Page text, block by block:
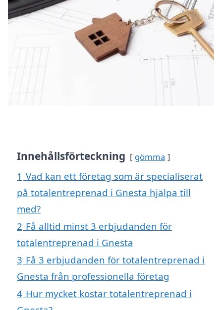
Innehållsförteckning gömma
1 Vad kan ett företag som är specialiserat
på totalentreprenad i Gnesta hjälpa till
med?
2 Få alltid minst 3 erbjudanden för
totalentreprenad i Gnesta
3 Få 3 erbjudanden för totalentreprenad i
Gnesta från professionella företag
4 Hur mycket kostar totalentreprenad i